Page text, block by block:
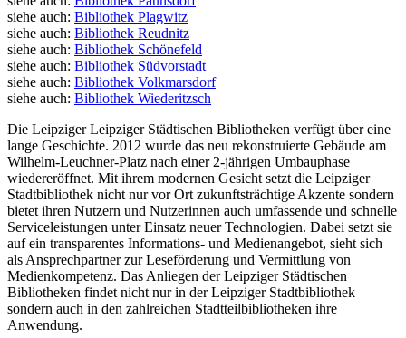
siehe auch: Bibliothek Plagwitz
siehe auch: Bibliothek Reudnitz
siehe auch: Bibliothek Schönefeld
siehe auch: Bibliothek Südvorstadt
siehe auch: Bibliothek Volkmarsdorf
siehe auch: Bibliothek Wiederitzsch
Die Leipziger Leipziger Städtischen Bibliotheken verfügt über eine
lange Geschichte. 2012 wurde das neu rekonstruierte Gebäude am
Wilhelm-Leuchner-Platz nach einer 2-jährigen Umbauphase
wiedereröffnet. Mit ihrem modernen Gesicht setzt die Leipziger
Stadtbibliothek nicht nur vor Ort zukunftsträchtige Akzente sondern
bietet ihren Nutzern und Nutzerinnen auch umfassende und schnelle
Serviceleistungen unter Einsatz neuer Technologien. Dabei setzt sie
auf ein transparentes Informations- und Medienangebot, sieht sich
als Ansprechpartner zur Leseförderung und Vermittlung von
Medienkompetenz. Das Anliegen der Leipziger Städtischen
Bibliotheken findet nicht nur in der Leipziger Stadtbibliothek
sondern auch in den zahlreichen Stadtteilbibliotheken ihre
Anwendung.